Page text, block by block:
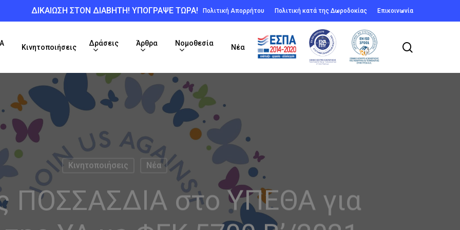
ΔΙΚΑΙΩΣΗ ΣΤΟΝ ΔΙΑΒΗΤΗ! ΥΠΟΓΡΑΨΕ ΤΩΡΑ! Πολιτική Απορρήτου Πολιτική κατά της Δωροδοκίας Επικοινωνία
Κινητοποιήσεις
Δράσεις Άρθρα Νομοθεσία
Νέα
Κινητοποιήσεις Νέα
ΠΟΣΣΑΣΔΙΑ στο ΥΠΕΘΑ για